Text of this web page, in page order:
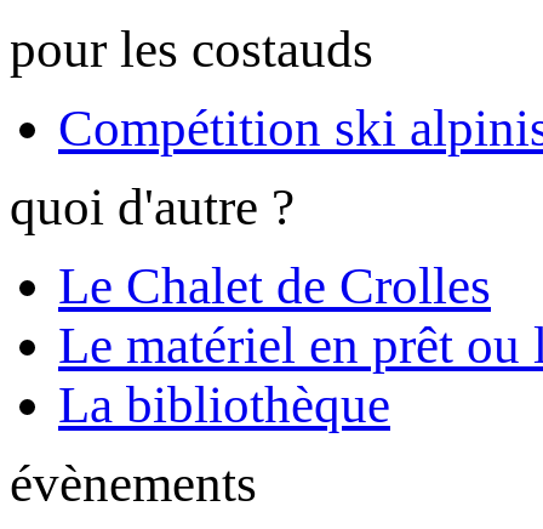
pour les costauds
Compétition ski
quoi d'autre ?
Le Chalet de Crolles
Le matériel en prêt ou
La bibliothèque
évènements